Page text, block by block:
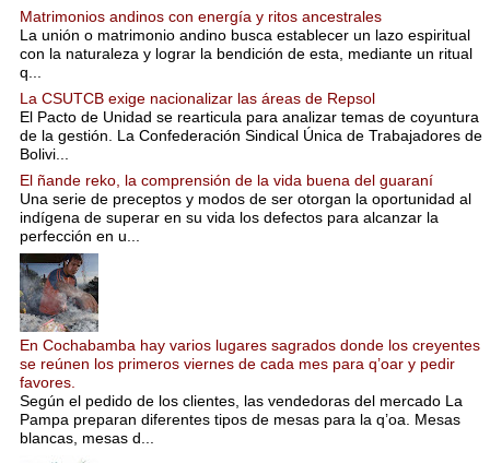
Matrimonios andinos con energía y ritos ancestrales
La unión o matrimonio andino busca establecer un lazo espiritual
con la naturaleza y lograr la bendición de esta, mediante un ritual
q...
La CSUTCB exige nacionalizar las áreas de Repsol
El Pacto de Unidad se rearticula para analizar temas de coyuntura
de la gestión. La Confederación Sindical Única de Trabajadores de
Bolivi...
El ñande reko, la comprensión de la vida buena del guaraní
Una serie de preceptos y modos de ser otorgan la oportunidad al
indígena de superar en su vida los defectos para alcanzar la
perfección en u...
En Cochabamba hay varios lugares sagrados donde los creyentes
se reúnen los primeros viernes de cada mes para q’oar y pedir
favores.
Según el pedido de los clientes, las vendedoras del mercado La
Pampa preparan diferentes tipos de mesas para la q’oa. Mesas
blancas, mesas d...